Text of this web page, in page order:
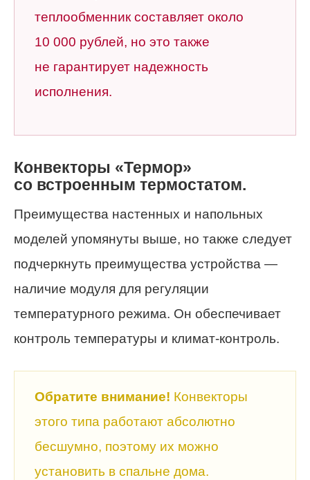
теплообменник составляет около
10 000 рублей, но это также
не гарантирует надежность
исполнения.
Конвекторы «Термор»
со встроенным термостатом.
Преимущества настенных и напольных
моделей упомянуты выше, но также следует
подчеркнуть преимущества устройства —
наличие модуля для регуляции
температурного режима. Он обеспечивает
контроль температуры и климат-контроль.
Обратите внимание! Конвекторы
этого типа работают абсолютно
бесшумно, поэтому их можно
установить в спальне дома.